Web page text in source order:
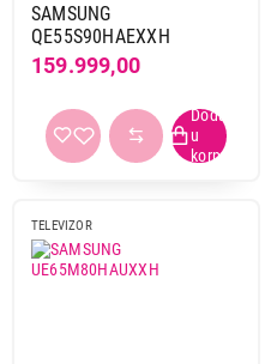
SAMSUNG
QE55S90HAEXXH
159.999,00
TELEVIZOR